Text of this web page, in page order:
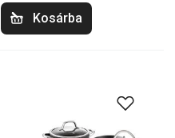
Kosárba